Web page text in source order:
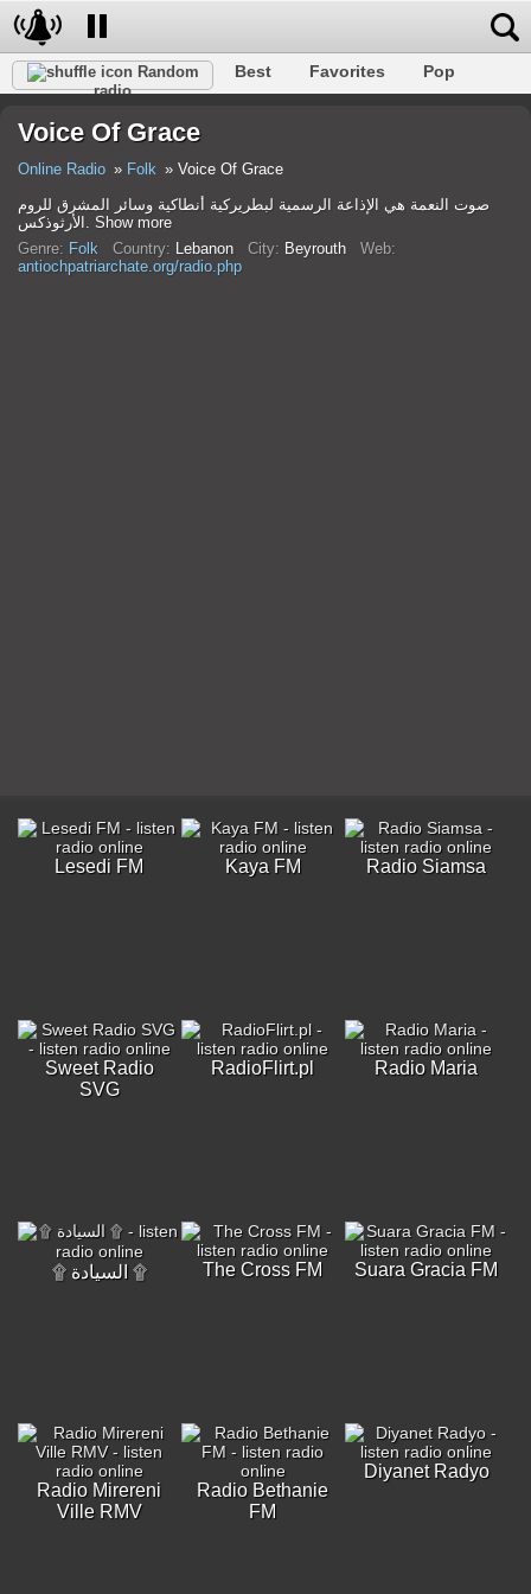
Random
radio
Best Favorites
Pop
Hip-Hop
Trance
Voice Of Grace
Online Radio Folk
Voice Of Grace
صوت النعمة هي الإذاعة الرسمية لبطريركية أنطاكية وسائر المشرق للروم
الأرثوذكس. Show more
Genre: Folk Country: Lebanon City: Beyrouth Web:
antiochpatriarchate.org/radio.php
Lesedi FM Kaya FM Radio Siamsa
Sweet Radio
SVG
RadioFlirt.pl Radio Maria
۩ السيادة ۩ The Cross FM Suara Gracia FM
Radio Mirereni
Ville RMV
Radio Bethanie
FM
Diyanet Radyo